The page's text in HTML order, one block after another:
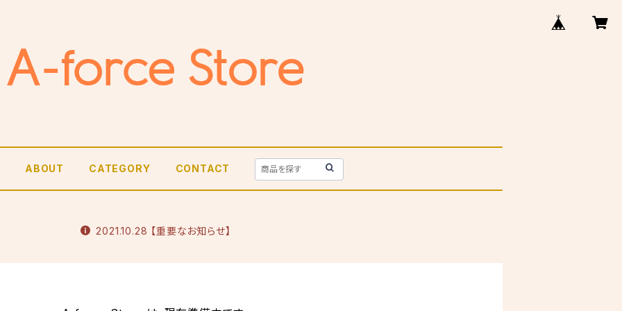
ABOUT CATEGORY CONTACT
2021.10.28 【重要なお知らせ】